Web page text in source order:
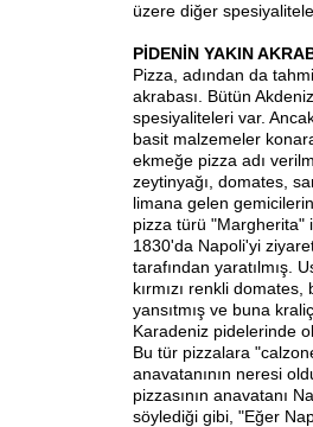
üzere diğer
PİDENİN YAKIN
Pizza, adından da
akrabası. Bütün
spesiyaliteleri var.
basit malzemeler
ekmeğe pizza adı
zeytinyağı, domates,
limana gelen
pizza türü "Margherita"
1830'da Napoli'yi
tarafından yaratılmış.
kırmızı renkli
yansıtmış ve buna
Karadeniz pidelerinde
Bu tür pizzalara
anavatanının neresi
pizzasının anavatanı
söylediği gibi, "Eğer